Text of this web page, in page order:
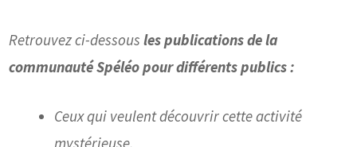
Retrouvez ci-dessous les publications de la
communauté Spéléo pour différents publics :
Ceux qui veulent découvrir cette activité
mystérieuse,